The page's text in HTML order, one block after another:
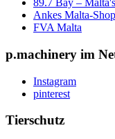
89.7 Bay –
Ankes Malta-Shop
FVA Malta
p.machinery im
Instagram
pinterest
Tierschutz